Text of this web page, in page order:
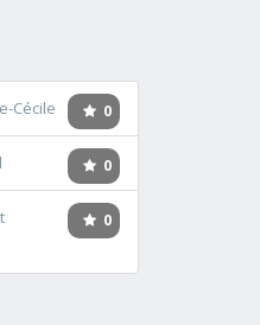
0
Cécile
0
0